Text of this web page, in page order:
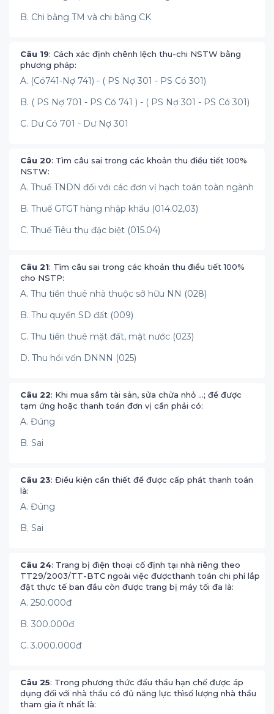
B. Chi bằng TM và chi bằng CK
Câu 19: Cách xác định chênh lệch thu-chi NSTW bằng
phương pháp:
A. (Có741-Nợ 741) - ( PS Nợ 301 - PS Có 301)
B. ( PS Nợ 701 - PS Có 741 ) - ( PS Nợ 301 - PS Có 301)
C. Dư Có 701 - Dư Nợ 301
Câu 20: Tìm câu sai trong các khoản thu điều tiết 100%
NSTW:
A. Thuế TNDN đối với các đơn vị hạch toán toàn ngành
B. Thuế GTGT hàng nhập khẩu (014.02,03)
C. Thuế Tiêu thụ đặc biệt (015.04)
Câu 21: Tìm câu sai trong các khoản thu điều tiết 100%
cho NSTP:
A. Thu tiền thuê nhà thuộc sở hữu NN (028)
B. Thu quyền SD đất (009)
C. Thu tiền thuê mặt đất, mặt nước (023)
D. Thu hồi vốn DNNN (025)
Câu 22: Khi mua sắm tài sản, sửa chửa nhỏ ...; để được
tạm ứng hoặc thanh toán đơn vị cần phải có:
A. Đúng
B. Sai
Câu 23: Điều kiện cần thiết để được cấp phát thanh toán
là:
A. Đúng
B. Sai
Câu 24: Trang bị điện thoại cố định tại nhà riêng theo
TT29/2003/TT-BTC ngoài việc đượcthanh toán chi phí lắp
đặt thực tế ban đầu còn được trang bị máy tối đa là:
A. 250.000đ
B. 300.000đ
C. 3.000.000đ
Câu 25: Trong phương thức đấu thầu hạn chế được áp
dụng đối với nhà thầu có đủ năng lực thìsố lượng nhà thầu
tham gia ít nhất là: